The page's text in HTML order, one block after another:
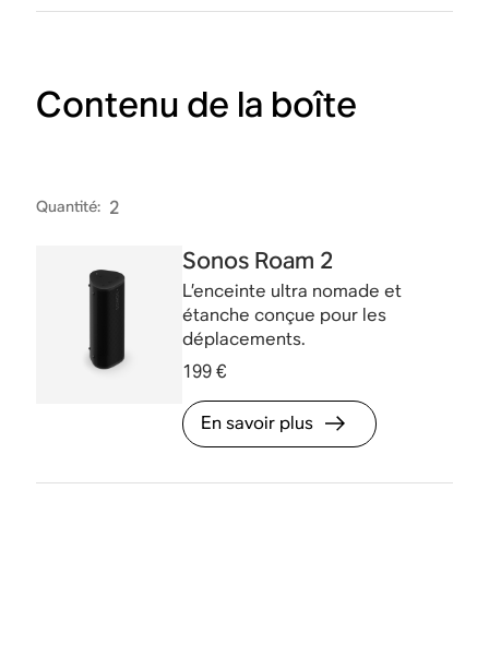
Contenu de la boîte
Quantité: 2
Sonos Roam 2
L’enceinte ultra nomade et
étanche conçue pour les
déplacements.
199 €
En savoir plus